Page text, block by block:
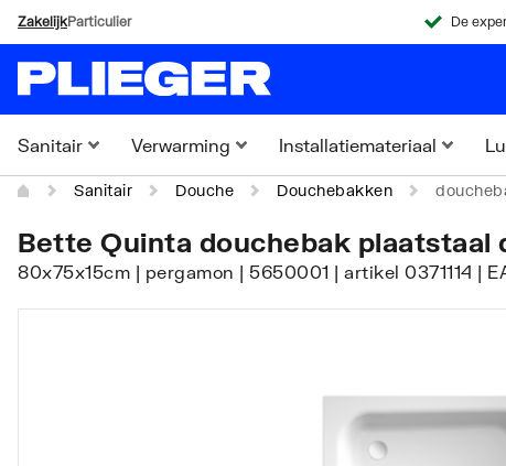
ZakelijkParticulier De
Sanitair Verwarming Installatiemateriaal
Sanitair Douche Douchebakken
Bette Quinta douchebak plaatstaal
80x75x15cm | pergamon | 5650001 | artikel 0371114 |